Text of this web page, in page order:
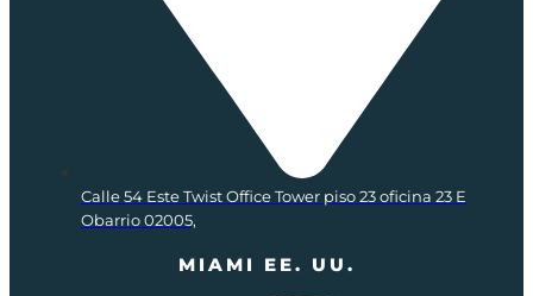
Calle 54 Este Twist Office Tower piso 23 oficina 23 E
Obarrio 02005,
MIAMI EE. UU.